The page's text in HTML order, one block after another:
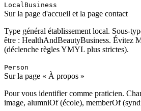
LocalBusiness
Sur la page d'accueil et la page contact
Type général établissement local. Sous-
être : HealthAndBeautyBusiness. Évitez
(déclenche règles YMYL plus strictes).
Person
Sur la page « À propos »
Pour vous identifier comme praticien.
image, alumniOf (école), memberOf